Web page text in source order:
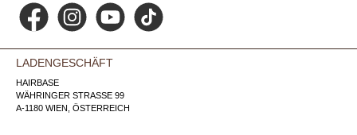
Facebook Instagram YouTube TikTok
LADENGESCHÄFT
HAIRBASE
WÄHRINGER STRASSE 99
A-1180 WIEN, ÖSTERREICH